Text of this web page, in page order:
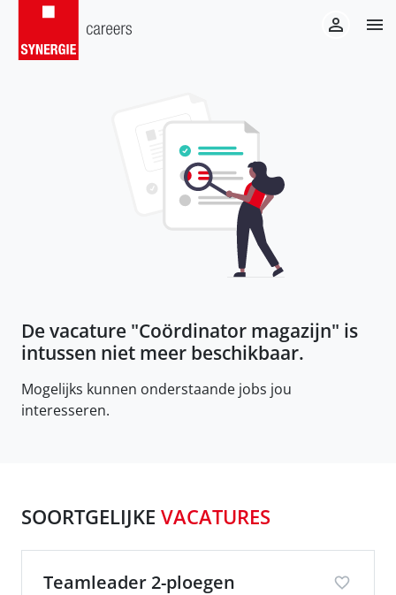
De vacature "Coördinator magazijn" is
intussen niet meer beschikbaar.
Mogelijks kunnen onderstaande jobs jou
interesseren.
SOORTGELIJKE VACATURES
Teamleader 2-ploegen